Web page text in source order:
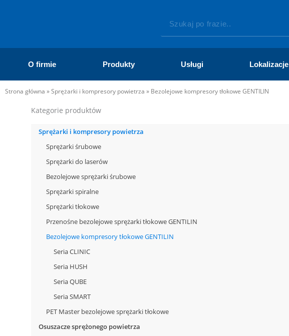
O firmie Produkty Usługi Lokalizacje
Strona główna »Sprężarki i kompresory powietrza » Bezolejowe kompresory tłokowe GENTILIN
Kategorie produktów
Sprężarki i kompresory powietrza
Sprężarki śrubowe
Sprężarki do laserów
Bezolejowe sprężarki śrubowe
Sprężarki spiralne
Sprężarki tłokowe
Przenośne bezolejowe sprężarki tłokowe GENTILIN
Bezolejowe kompresory tłokowe GENTILIN
Seria CLINIC
Seria HUSH
Seria QUBE
Seria SMART
PET Master bezolejowe sprężarki tłokowe
Osuszacze sprężonego powietrza